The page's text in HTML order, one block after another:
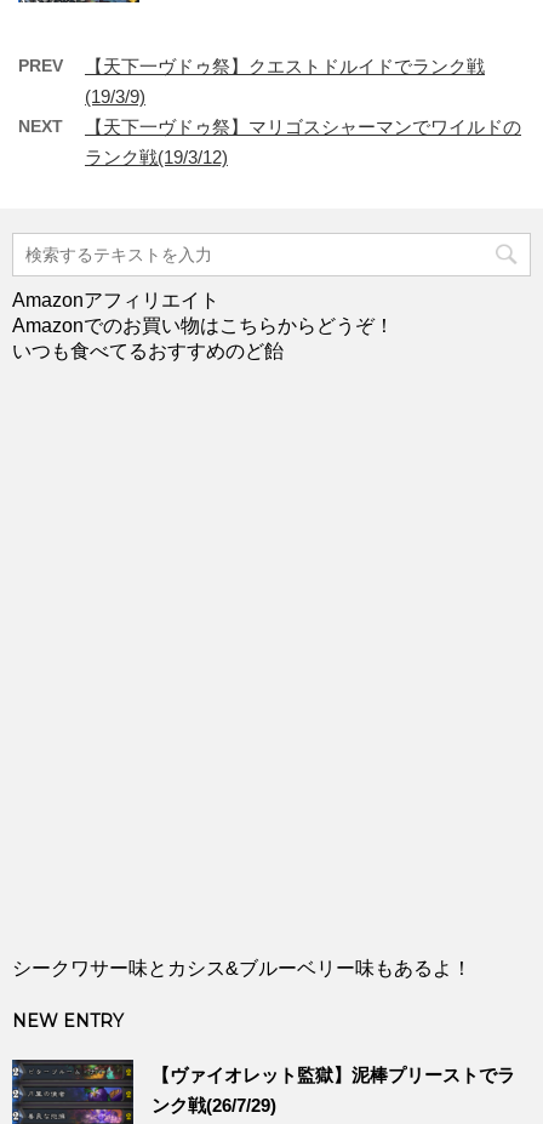
PREV
【天下一ヴドゥ祭】クエストドルイドでランク戦
(19/3/9)
NEXT
【天下一ヴドゥ祭】マリゴスシャーマンでワイルドの
ランク戦(19/3/12)
Amazonアフィリエイト
Amazonでのお買い物はこちらからどうぞ！
いつも食べてるおすすめのど飴
シークワサー味とカシス&ブルーベリー味もあるよ！
NEW ENTRY
【ヴァイオレット監獄】泥棒プリーストでラ
ンク戦(26/7/29)